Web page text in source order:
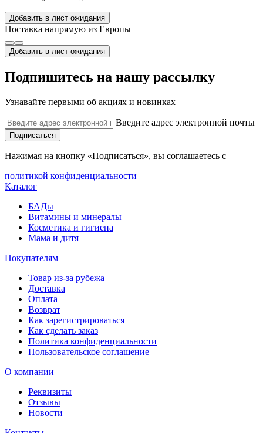
Добавить в лист ожидания
Поставка напрямую из Европы
Добавить в лист ожидания
Подпишитесь на нашу рассылку
Узнавайте первыми об акциях и новинках
Введите адрес электронной почты
Подписаться
Нажимая на кнопку «Подписаться», вы соглашаетесь с
политикой конфиденциальности
Каталог
БАДы
Витамины и минералы
Косметика и гигиена
Мама и дитя
Покупателям
Товар из-за рубежа
Доставка
Оплата
Возврат
Как зарегистрироваться
Как сделать заказ
Политика конфиденциальности
Пользовательское соглашение
О компании
Реквизиты
Отзывы
Новости